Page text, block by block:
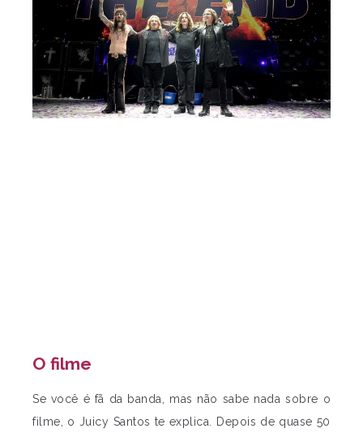
O filme
Se você é fã da banda, mas não sabe nada sobre o
filme, o Juicy Santos te explica. Depois de quase 50